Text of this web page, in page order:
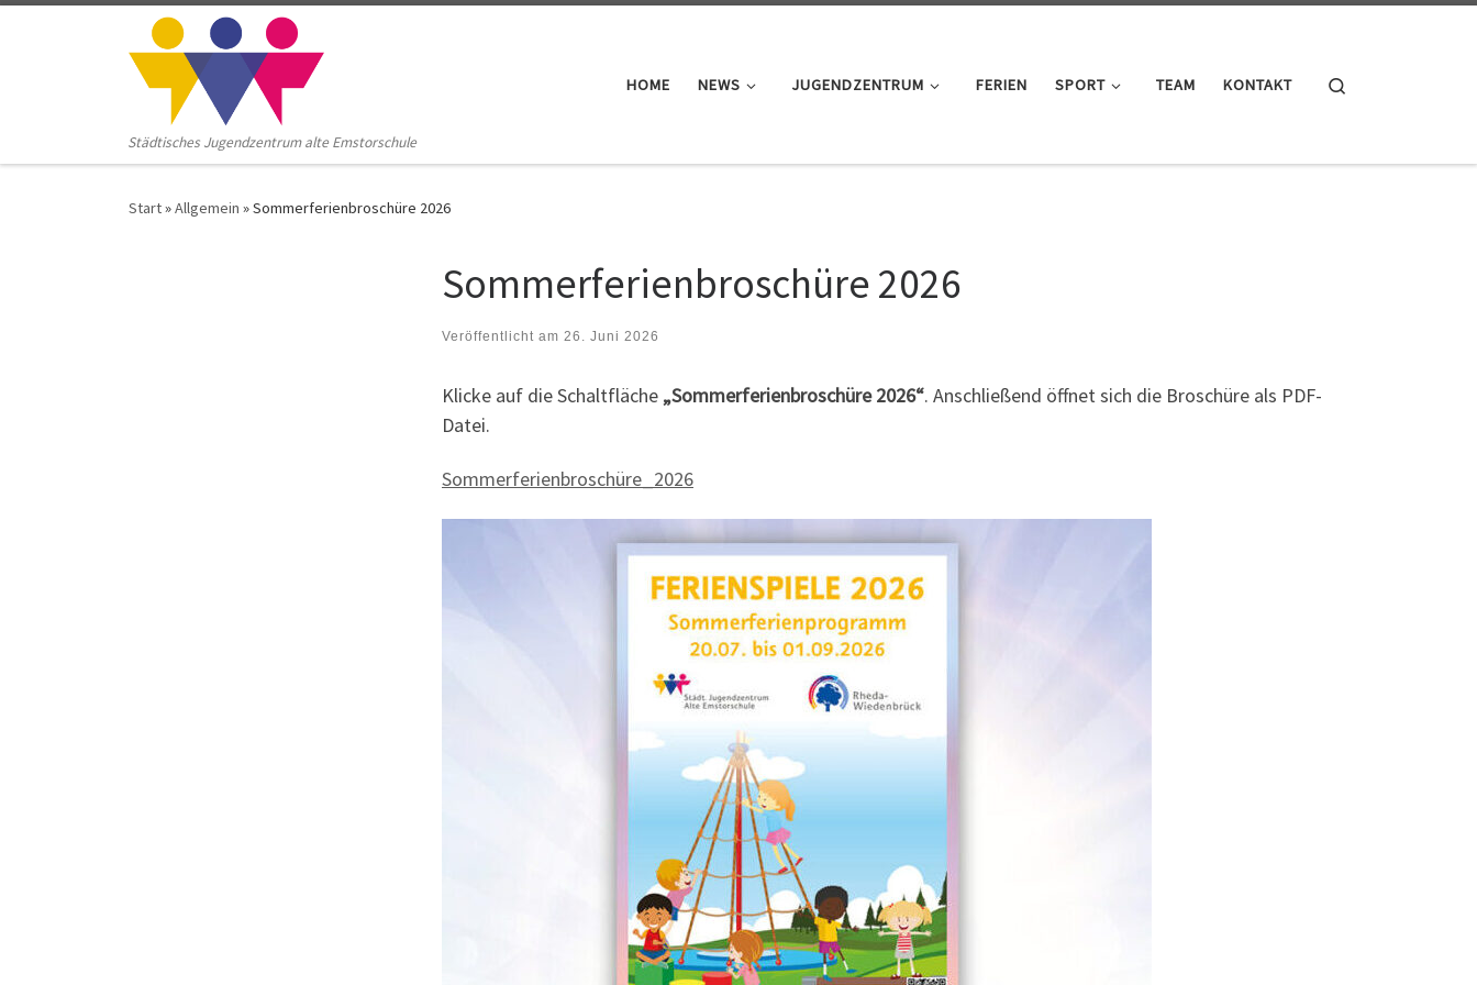
Zum Inhalt springen
Städtisches Jugendzentrum alte Emstorschule
HOME NEWS JUGENDZENTRUM FERIEN SPORT TEAM KONTAKT
Start»Allgemein »Sommerferienbroschüre 2026
Sommerferienbroschüre 2026
Veröffentlicht am 26. Juni 2026
Klicke auf die Schaltfläche „Sommerferienbroschüre 2026“. Anschließend öffnet sich die Broschüre als PDF-
Datei.
Sommerferienbroschüre_2026